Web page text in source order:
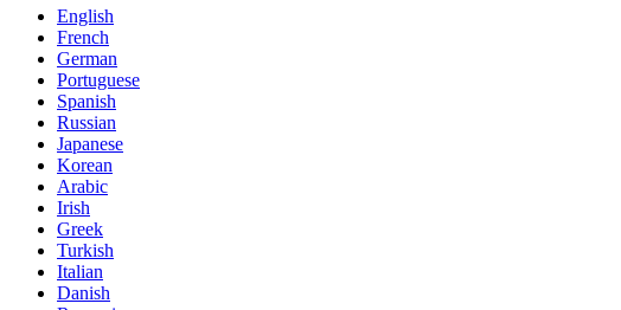
English
French
German
Portuguese
Spanish
Russian
Japanese
Korean
Arabic
Irish
Greek
Turkish
Italian
Danish